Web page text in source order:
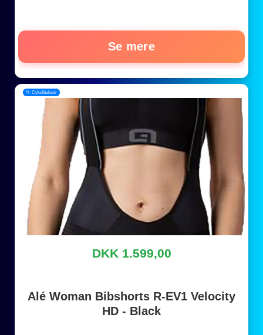
Se mere
📂 Cykelbukser
DKK 1.599,00
Alé Woman Bibshorts R-EV1 Velocity
HD - Black